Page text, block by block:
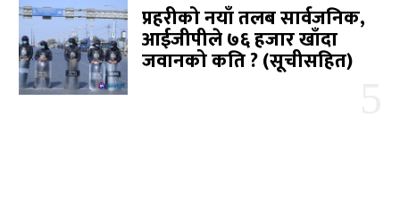
प्रहरीको नयाँ तलब सार्वजनिक,
आईजीपीले ७६ हजार खाँदा
जवानको कति ? (सूचीसहित)